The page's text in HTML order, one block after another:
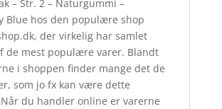
– Str. 2 – Naturgummi –
Blue hos den populære shop
der virkelig har samlet
de mest populære varer. Blandt
i shoppen finder mange det de
som jo fx kan være dette
du handler online er varerne